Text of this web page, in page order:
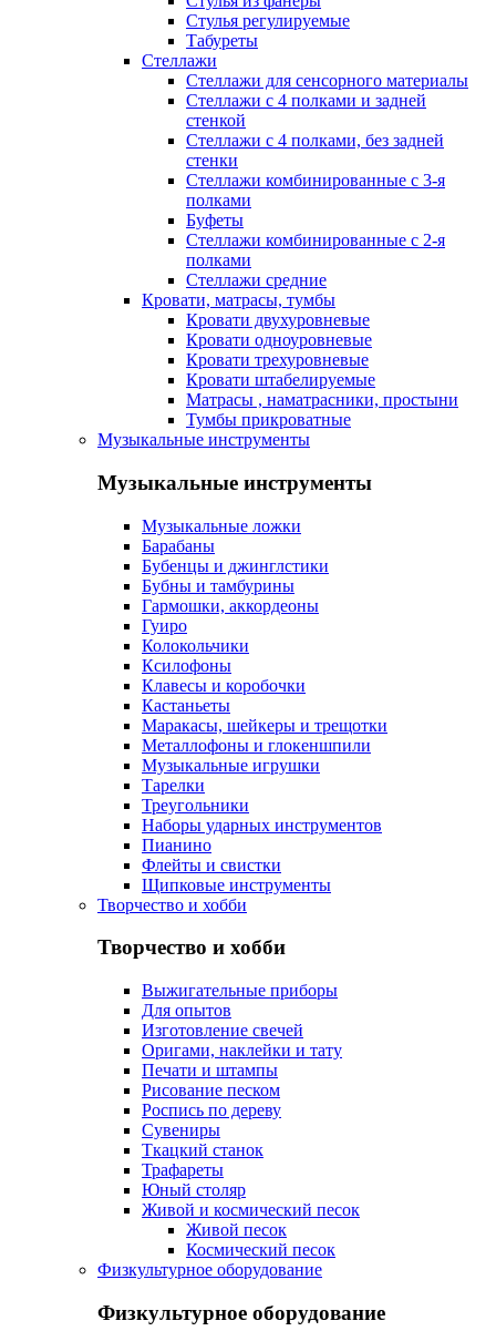
Стулья регулируемые
Табуреты
Стеллажи
Стеллажи для сенсорного материалы
Стеллажи с 4 полками и задней
стенкой
Стеллажи с 4 полками, без задней
стенки
Стеллажи комбинированные с 3-я
полками
Буфеты
Стеллажи комбинированные с 2-я
полками
Стеллажи средние
Кровати, матрасы, тумбы
Кровати двухуровневые
Кровати одноуровневые
Кровати трехуровневые
Кровати штабелируемые
Матрасы , наматрасники, простыни
Тумбы прикроватные
Музыкальные инструменты
Музыкальные инструменты
Музыкальные ложки
Барабаны
Бубенцы и джинглстики
Бубны и тамбурины
Гармошки, аккордеоны
Гуиро
Колокольчики
Ксилофоны
Клавесы и коробочки
Кастаньеты
Маракасы, шейкеры и трещотки
Металлофоны и глокеншпили
Музыкальные игрушки
Тарелки
Треугольники
Наборы ударных инструментов
Пианино
Флейты и свистки
Щипковые инструменты
Творчество и хобби
Творчество и хобби
Выжигательные приборы
Для опытов
Изготовление свечей
Оригами, наклейки и тату
Печати и штампы
Рисование песком
Роспись по дереву
Сувениры
Ткацкий станок
Трафареты
Юный столяр
Живой и космический песок
Живой песок
Космический песок
Физкультурное оборудование
Физкультурное оборудование